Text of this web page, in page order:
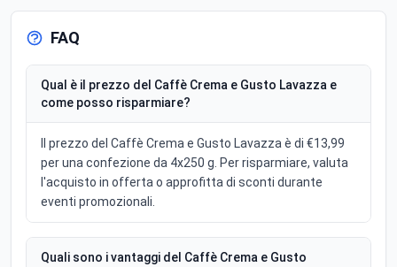
FAQ
Qual è il prezzo del Caffè Crema e Gusto Lavazza e
come posso risparmiare?
Il prezzo del Caffè Crema e Gusto Lavazza è di €13,99
per una confezione da 4x250 g. Per risparmiare, valuta
l'acquisto in offerta o approfitta di sconti durante
eventi promozionali.
Quali sono i vantaggi del Caffè Crema e Gusto